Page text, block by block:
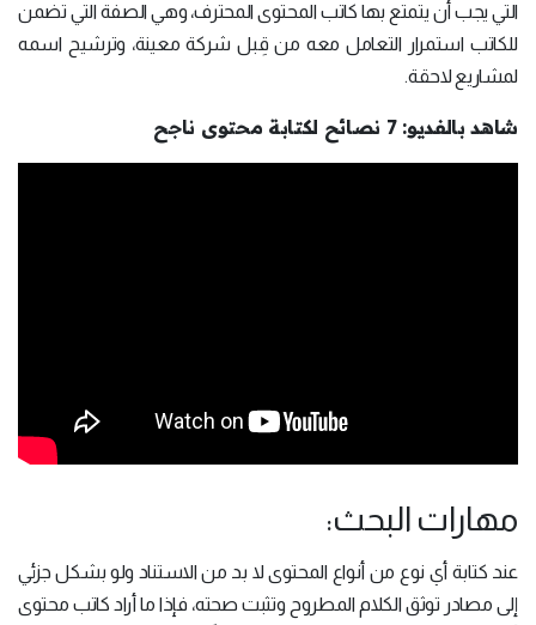
التي يجب أن يتمتع بها كاتب المحتوى المحترف، وهي الصفة التي تضمن
للكاتب استمرار التعامل معه من قِبل شركة معينة، وترشيح اسمه
لمشاريع لاحقة.
شاهد بالفديو: 7 نصائح لكتابة محتوى ناجح
مهارات البحث:
عند كتابة أي نوع من أنواع المحتوى لا بد من الاستناد ولو بشكل جزئي
إلى مصادر توثق الكلام المطروح وتثبت صحته، فإذا ما أراد كاتب محتوى